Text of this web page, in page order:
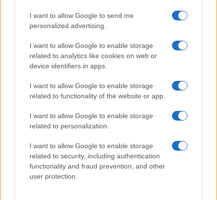
I want to allow Google to send me
personalized advertising.
I want to allow Google to enable storage
related to analytics like cookies on web or
device identifiers in apps.
I want to allow Google to enable storage
related to functionality of the website or app.
I want to allow Google to enable storage
related to personalization.
I want to allow Google to enable storage
related to security, including authentication
functionality and fraud prevention, and other
user protection.
Τελευταία άρθρα
Εύκολες ιδέες για αρχάριους: εκλεκτικό